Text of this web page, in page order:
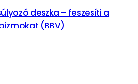
deszka – feszesíti a
(BBV)